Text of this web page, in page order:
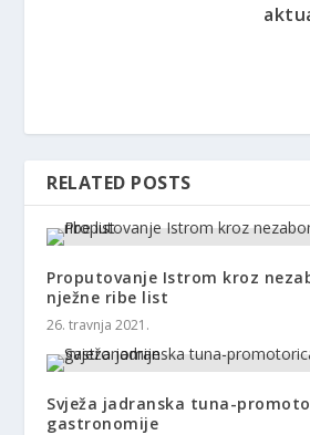
RELATED POSTS
Proputovanje Istrom kroz
nježne ribe list
26. travnja 2021.
Svježa jadranska tuna-
gastronomije